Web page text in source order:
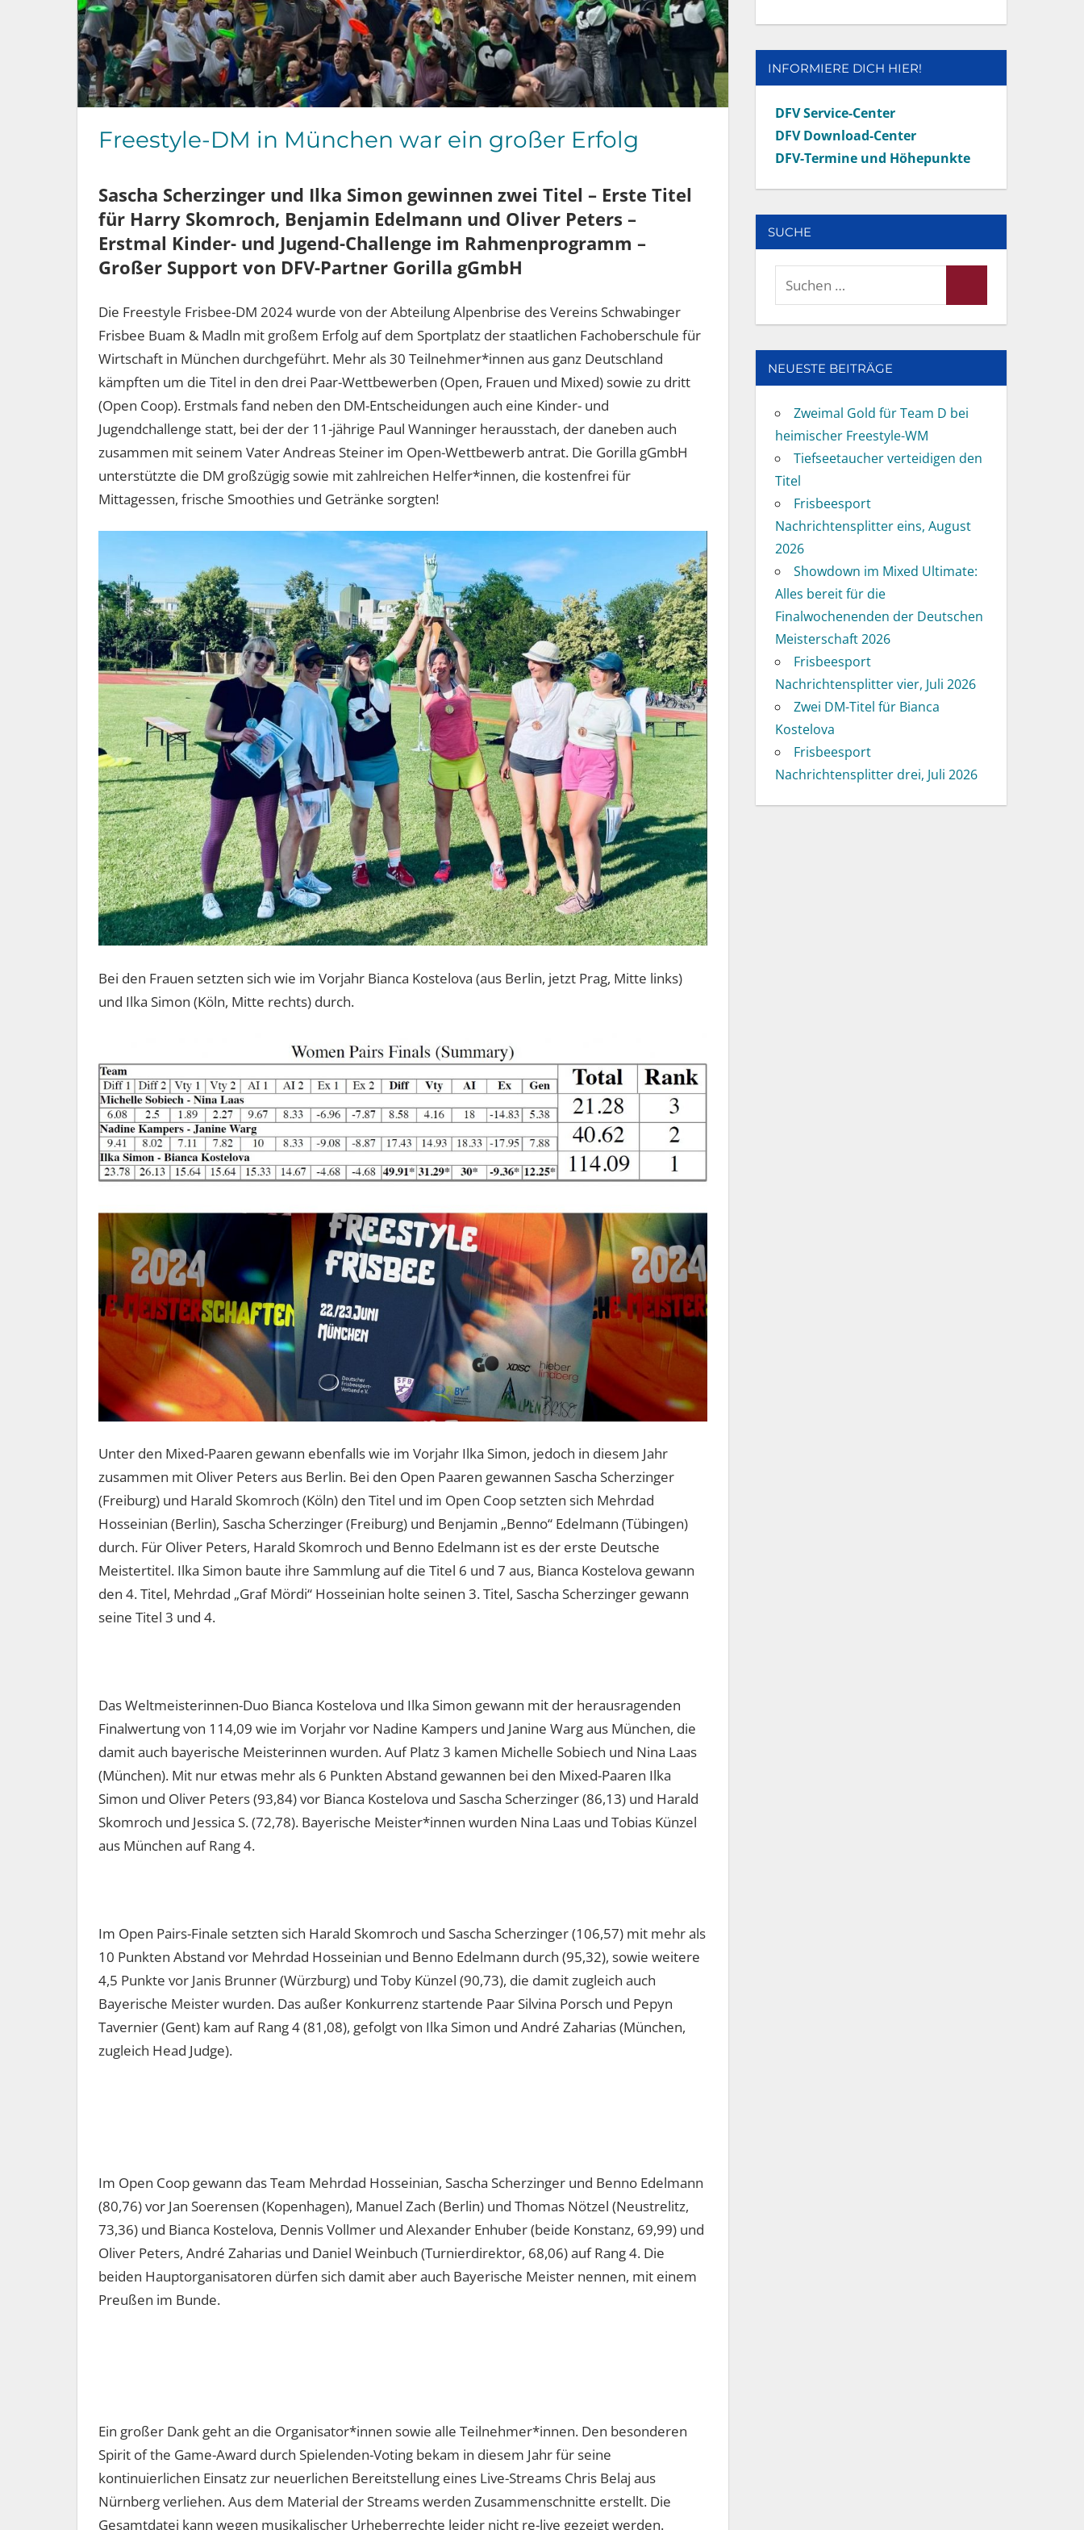
Freestyle-DM in München war ein großer Erfolg
Sascha Scherzinger und Ilka Simon gewinnen zwei Titel – Erste Titel
für Harry Skomroch, Benjamin Edelmann und Oliver Peters –
Erstmal Kinder- und Jugend-Challenge im Rahmenprogramm –
Großer Support von DFV-Partner Gorilla gGmbH
Die Freestyle Frisbee-DM 2024 wurde von der Abteilung Alpenbrise des Vereins Schwabinger
Frisbee Buam & Madln mit großem Erfolg auf dem Sportplatz der staatlichen Fachoberschule für
Wirtschaft in München durchgeführt. Mehr als 30 Teilnehmer*innen aus ganz Deutschland
kämpften um die Titel in den drei Paar-Wettbewerben (Open, Frauen und Mixed) sowie zu dritt
(Open Coop). Erstmals fand neben den DM-Entscheidungen auch eine Kinder- und
Jugendchallenge statt, bei der der 11-jährige Paul Wanninger herausstach, der daneben auch
zusammen mit seinem Vater Andreas Steiner im Open-Wettbewerb antrat. Die Gorilla gGmbH
unterstützte die DM großzügig sowie mit zahlreichen Helfer*innen, die kostenfrei für
Mittagessen, frische Smoothies und Getränke sorgten!
Bei den Frauen setzten sich wie im Vorjahr Bianca Kostelova (aus Berlin, jetzt Prag, Mitte links)
und Ilka Simon (Köln, Mitte rechts) durch.
Unter den Mixed-Paaren gewann ebenfalls wie im Vorjahr Ilka Simon, jedoch in diesem Jahr
zusammen mit Oliver Peters aus Berlin. Bei den Open Paaren gewannen Sascha Scherzinger
(Freiburg) und Harald Skomroch (Köln) den Titel und im Open Coop setzten sich Mehrdad
Hosseinian (Berlin), Sascha Scherzinger (Freiburg) und Benjamin „Benno“ Edelmann (Tübingen)
durch. Für Oliver Peters, Harald Skomroch und Benno Edelmann ist es der erste Deutsche
Meistertitel. Ilka Simon baute ihre Sammlung auf die Titel 6 und 7 aus, Bianca Kostelova gewann
den 4. Titel, Mehrdad „Graf Mördi“ Hosseinian holte seinen 3. Titel, Sascha Scherzinger gewann
seine Titel 3 und 4.
Das Weltmeisterinnen-Duo Bianca Kostelova und Ilka Simon gewann mit der herausragenden
Finalwertung von 114,09 wie im Vorjahr vor Nadine Kampers und Janine Warg aus München, die
damit auch bayerische Meisterinnen wurden. Auf Platz 3 kamen Michelle Sobiech und Nina Laas
(München). Mit nur etwas mehr als 6 Punkten Abstand gewannen bei den Mixed-Paaren Ilka
Simon und Oliver Peters (93,84) vor Bianca Kostelova und Sascha Scherzinger (86,13) und Harald
Skomroch und Jessica S. (72,78). Bayerische Meister*innen wurden Nina Laas und Tobias Künzel
aus München auf Rang 4.
Im Open Pairs-Finale setzten sich Harald Skomroch und Sascha Scherzinger (106,57) mit mehr als
10 Punkten Abstand vor Mehrdad Hosseinian und Benno Edelmann durch (95,32), sowie weitere
4,5 Punkte vor Janis Brunner (Würzburg) und Toby Künzel (90,73), die damit zugleich auch
Bayerische Meister wurden. Das außer Konkurrenz startende Paar Silvina Porsch und Pepyn
Tavernier (Gent) kam auf Rang 4 (81,08), gefolgt von Ilka Simon und André Zaharias (München,
zugleich Head Judge).
Im Open Coop gewann das Team Mehrdad Hosseinian, Sascha Scherzinger und Benno Edelmann
(80,76) vor Jan Soerensen (Kopenhagen), Manuel Zach (Berlin) und Thomas Nötzel (Neustrelitz,
73,36) und Bianca Kostelova, Dennis Vollmer und Alexander Enhuber (beide Konstanz, 69,99) und
Oliver Peters, André Zaharias und Daniel Weinbuch (Turnierdirektor, 68,06) auf Rang 4. Die
beiden Hauptorganisatoren dürfen sich damit aber auch Bayerische Meister nennen, mit einem
Preußen im Bunde.
Ein großer Dank geht an die Organisator*innen sowie alle Teilnehmer*innen. Den besonderen
Spirit of the Game-Award durch Spielenden-Voting bekam in diesem Jahr für seine
kontinuierlichen Einsatz zur neuerlichen Bereitstellung eines Live-Streams Chris Belaj aus
Nürnberg verliehen. Aus dem Material der Streams werden Zusammenschnitte erstellt. Die
Gesamtdatei kann wegen musikalischer Urheberrechte leider nicht re-live gezeigt werden.
INFORMIERE DICH HIER!
DFV Service-Center
DFV Download-Center
DFV-Termine und Höhepunkte
SUCHE
Suchen
NEUESTE BEITRÄGE
Zweimal Gold für Team D bei
heimischer Freestyle-WM
Tiefseetaucher verteidigen den
Titel
Frisbeesport
Nachrichtensplitter eins, August
2026
Showdown im Mixed Ultimate:
Alles bereit für die
Finalwochenenden der Deutschen
Meisterschaft 2026
Frisbeesport
Nachrichtensplitter vier, Juli 2026
Zwei DM-Titel für Bianca
Kostelova
Frisbeesport
Nachrichtensplitter drei, Juli 2026